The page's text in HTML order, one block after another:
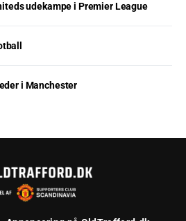
udekampe i Premier League
i Manchester